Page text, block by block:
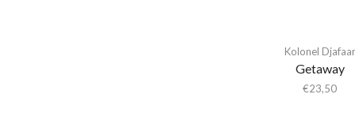
Kolonel Djafaar
Getaway
€23,50